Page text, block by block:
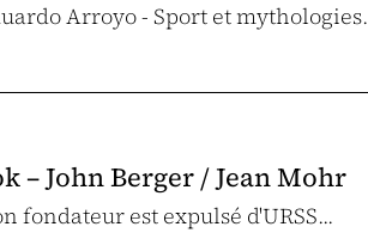
Arroyo - Sport et mythologies.
John Berger / Jean Mohr
fondateur est expulsé d'URSS...